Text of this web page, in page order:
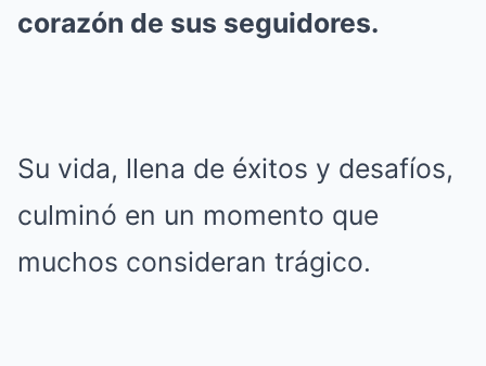
corazón de sus seguidores.
Su vida, llena de éxitos y desafíos,
culminó en un momento que
muchos consideran trágico.